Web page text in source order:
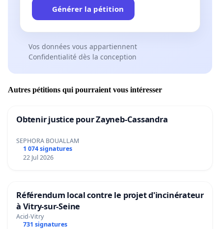
Générer la pétition
Vos données vous appartiennent
Confidentialité dès la conception
Autres pétitions qui pourraient vous intéresser
Obtenir justice pour Zayneb-Cassandra
SEPHORA BOUALLAM
1 074 signatures
22 Jul 2026
Référendum local contre le projet d'incinérateur
à Vitry-sur-Seine
Acid-Vitry
731 signatures